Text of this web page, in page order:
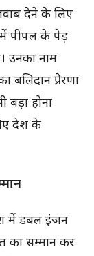
देने के लिए
पीपल के पेड़
उनका नाम
बलिदान प्रेरणा
बड़ा होना
देश के
में डबल इंजन
का सम्मान कर